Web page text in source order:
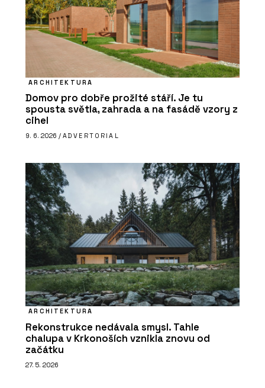
ARCHITEKTURA
Domov pro dobře prožité stáří. Je tu
spousta světla, zahrada a na fasádě vzory z
cihel
9. 6. 2026 / ADVERTORIAL
ARCHITEKTURA
Rekonstrukce nedávala smysl. Tahle
chalupa v Krkonoších vznikla znovu od
začátku
27. 5. 2026